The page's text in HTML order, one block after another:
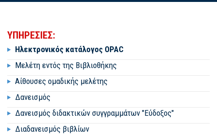
ΥΠΗΡΕΣΙΕΣ:
Ηλεκτρονικός κατάλογος OPAC
Μελέτη εντός της Βιβλιοθήκης
Αίθουσες ομαδικής μελέτης
Δανεισμός
Δανεισμός διδακτικών συγγραμμάτων "Εύδοξος"
Διαδανεισμός βιβλίων